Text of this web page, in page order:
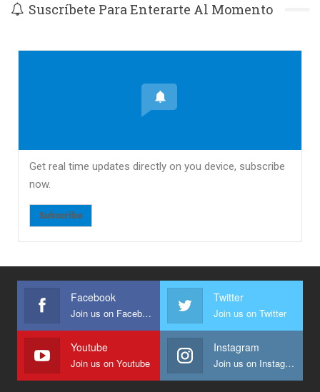
Suscríbete Para Enterarte Al Momento
Get real time updates directly on you device, subscribe
now.
Subscribe
Facebook
Join us on Facebook
Twitter
Join us on Twitter
Youtube
Join us on Youtube
Instagram
Join us on Instagram